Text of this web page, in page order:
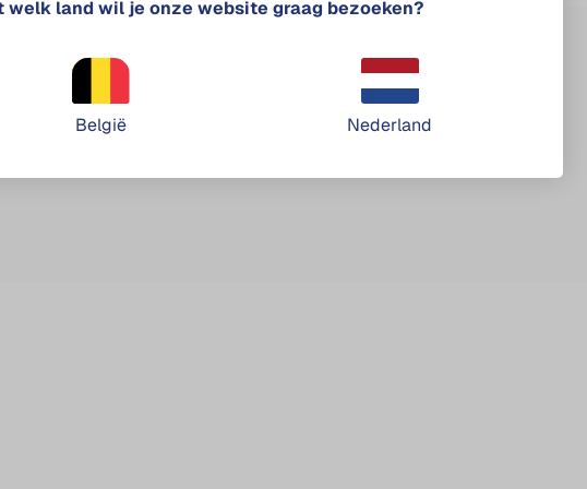
welk land wil je onze website graag bezoeken?
België Nederland
Klantenservice
enervro.com